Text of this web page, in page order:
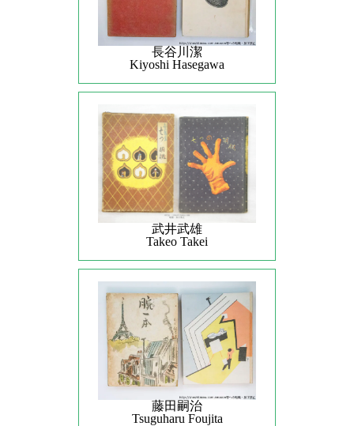
長谷川潔
Kiyoshi Hasegawa
武井武雄
Takeo Takei
藤田嗣治
Tsuguharu Foujita